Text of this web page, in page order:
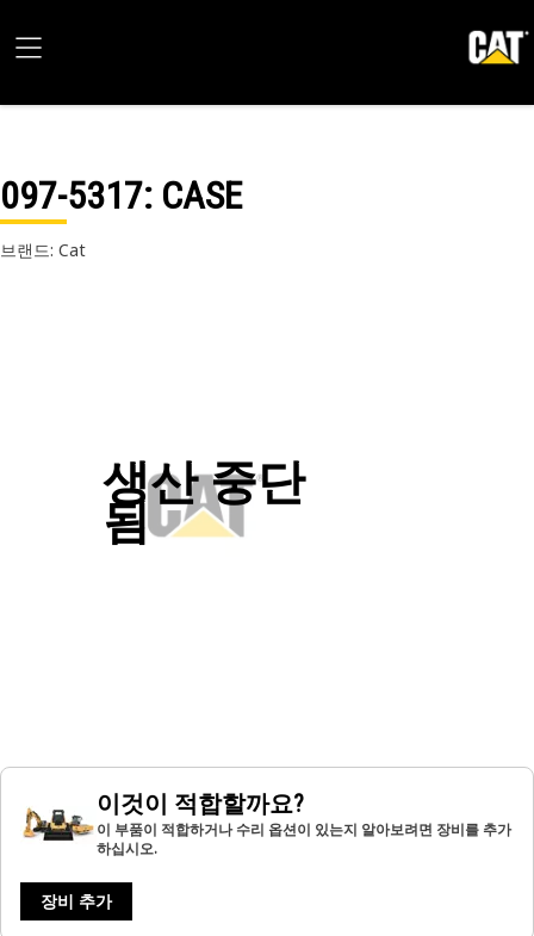
097-5317: CASE
브랜드: Cat
생산 중단
됨
이것이 적합할까요?
이 부품이 적합하거나 수리 옵션이 있는지 알아보려면 장비를 추가
하십시오.
장비 추가